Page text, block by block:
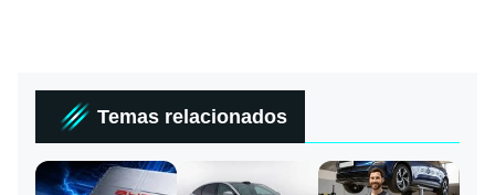
Temas relacionados